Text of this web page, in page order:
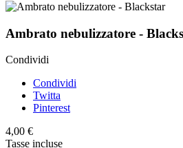
Ambrato nebulizzatore -
Condividi
Condividi
Twitta
Pinterest
4,00 €
Tasse incluse